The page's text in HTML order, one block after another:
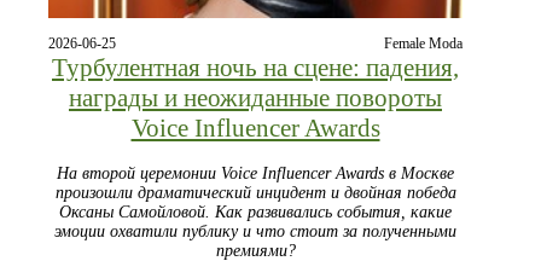
2026-06-25 Female Moda
Турбулентная ночь на сцене: падения,
награды и неожиданные повороты
Voice Influencer Awards
На второй церемонии Voice Influencer Awards в Москве
произошли драматический инцидент и двойная победа
Оксаны Самойловой. Как развивались события, какие
эмоции охватили публику и что стоит за полученными
премиями?